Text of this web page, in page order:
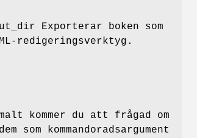
Exporterar boken som
redigeringsverktyg.
kommer du att frågad om
kommandoradsargument